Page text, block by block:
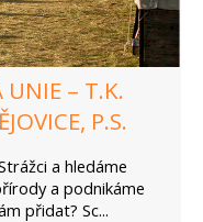
UNIE – T.K.
P.S.
a hledáme
a podnikáme
přidat? Sc...